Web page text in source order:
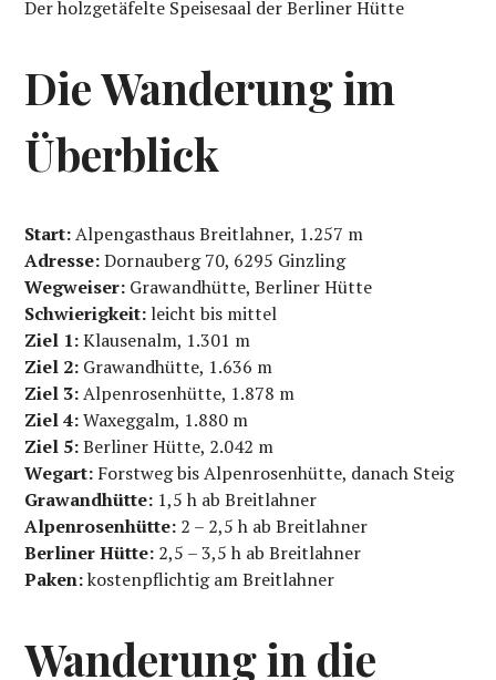
Der holzgetäfelte Speisesaal der Berliner Hütte
Die Wanderung im
Überblick
Start:Alpengasthaus Breitlahner, 1.257 m
Adresse:Dornauberg 70, 6295 Ginzling
Wegweiser: Grawandhütte, Berliner Hütte
Schwierigkeit: leicht bis mittel
Ziel 1:Klausenalm, 1.301 m
Ziel 2: Grawandhütte, 1.636 m
Ziel 3:Alpenrosenhütte, 1.878 m
Ziel 4:Waxeggalm, 1.880 m
Ziel 5:Berliner Hütte, 2.042 m
Wegart: Forstweg bis Alpenrosenhütte, danach Steig
Grawandhütte: 1,5 h ab Breitlahner
Alpenrosenhütte: 2 – 2,5 h ab Breitlahner
Berliner Hütte: 2,5 – 3,5 h ab Breitlahner
Paken:kostenpflichtig am Breitlahner
Wanderung in die